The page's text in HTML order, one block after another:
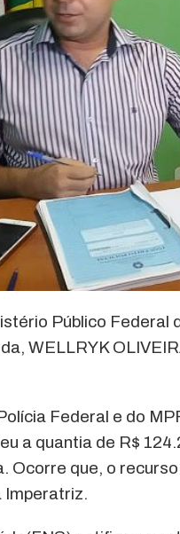
Público Federal
WELLRYK
Federal e do
a quantia de R$
Ocorre que, o
Imperatriz.